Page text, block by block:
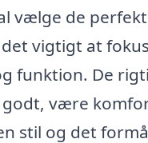
vælge de
vigtigt at
funktion. De
godt, være
stil og det